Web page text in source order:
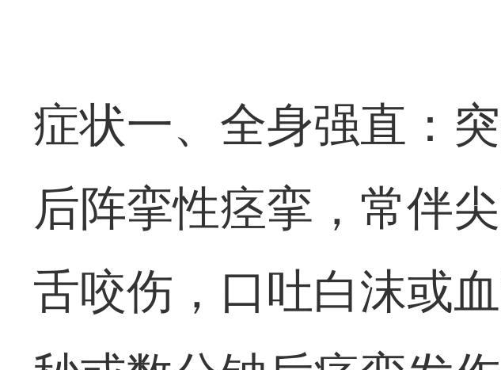
症状一、全身强直：
后阵挛性痉挛，常伴
舌咬伤，口吐白沫或